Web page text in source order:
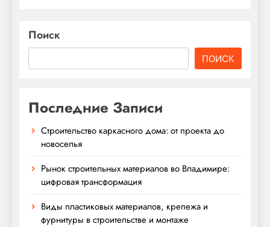
Поиск
ПОИСК
Последние Записи
Строительство каркасного дома: от проекта до
новоселья
Рынок строительных материалов во Владимире:
цифровая трансформация
Виды пластиковых материалов, крепежа и
фурнитуры в строительстве и монтаже